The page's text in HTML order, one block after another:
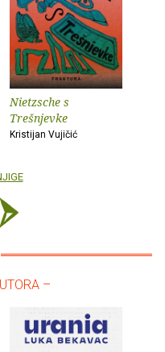
Nietzsche s
Trešnjevke
Kristijan Vujičić
–